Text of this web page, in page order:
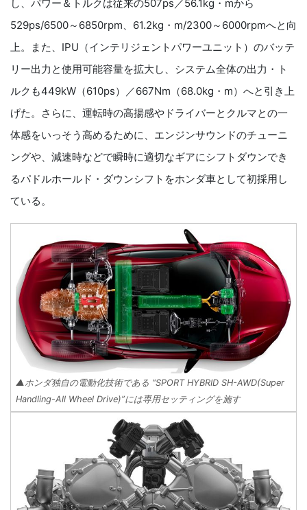
し、パワー＆トルクは従来の507ps／56.1kg・mから
529ps/6500～6850rpm、61.2kg・m/2300～6000rpmへと向
上。また、IPU（インテリジェントパワーユニット）のバッテ
リー出力と使用可能容量を拡大し、システム全体の出力・ト
ルクも449kW（610ps）／667Nm（68.0kg・m）へと引き上
げた。さらに、運転時の高揚感やドライバーとクルマとの一
体感をいっそう高めるために、エンジンサウンドのチューニ
ングや、減速時などで瞬時に適切なギアにシフトダウンでき
るパドルホールド・ダウンシフトをホンダ車として初採用し
ている。
▲ホンダ独自の電動化技術である “SPORT HYBRID SH-AWD(Super
Handling-All Wheel Drive)”には専用セッティングを施す